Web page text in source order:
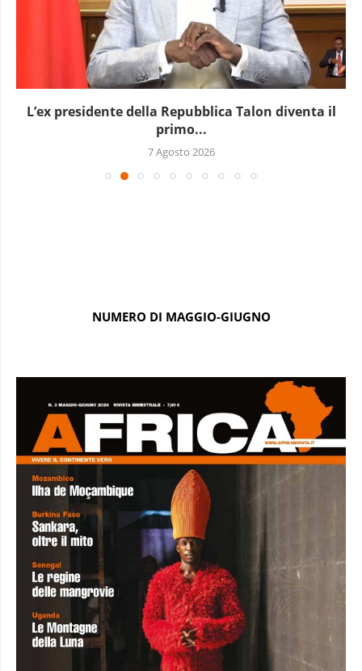
L’ex presidente della Repubblica Talon diventa il
primo...
7 Agosto 2026
NUMERO DI MAGGIO-GIUGNO